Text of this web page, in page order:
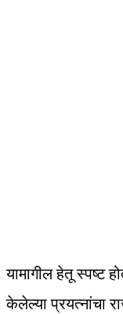
यामागील हेतू स्पष्ट
केलेल्या प्रयत्नांचा